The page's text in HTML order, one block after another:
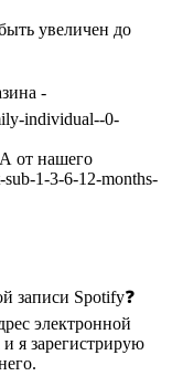
увеличен до
-
individual--0-
нашего
1-3-6-12-months-
записи Spotify❓
электронной
я зарегистрирую